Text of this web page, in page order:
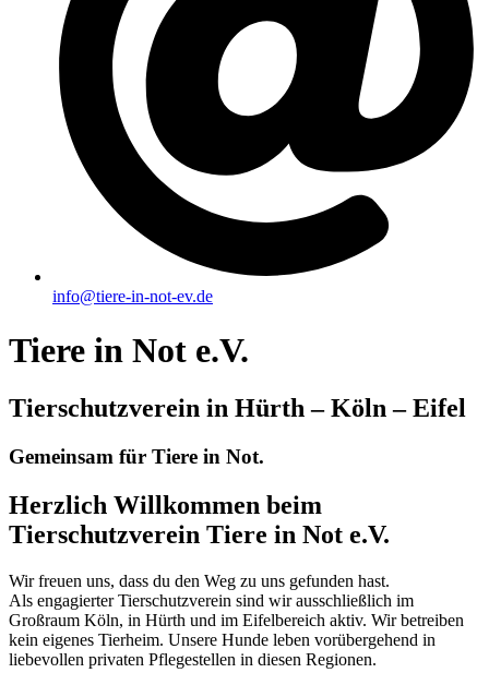
info@tiere-in-not-ev.de
Tiere in Not e.V.
Tierschutzverein in Hürth – Köln – Eifel
Gemeinsam für Tiere in Not.
Herzlich Willkommen beim
Tierschutzverein Tiere in Not e.V.
Wir freuen uns, dass du den Weg zu uns gefunden hast.
Als engagierter Tierschutzverein sind wir ausschließlich im
Großraum Köln, in Hürth und im Eifelbereich aktiv. Wir betreiben
kein eigenes Tierheim. Unsere Hunde leben vorübergehend in
liebevollen privaten Pflegestellen in diesen Regionen.